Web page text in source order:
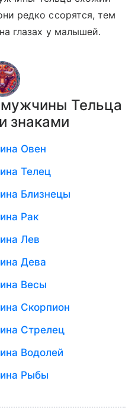
редко ссорятся, тем
глазах у малышей.
Тельца
знаками
Овен
Телец
Близнецы
Рак
Лев
Дева
Весы
Скорпион
Стрелец
Водолей
Рыбы